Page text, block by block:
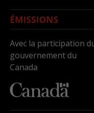
ÉMISSIONS
Avec la participation
gouvernement du
Canada